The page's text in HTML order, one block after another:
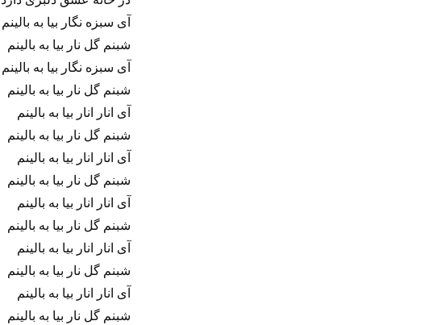
آی سبزه نگار بیا به بالینم
شبنم گل نار بیا به بالینم
آی سبزه نگار بیا به بالینم
شبنم گل نار بیا به بالینم
آی انار انار بیا به بالینم
شبنم گل نار بیا به بالینم
آی انار انار بیا به بالینم
شبنم گل نار بیا به بالینم
آی انار انار بیا به بالینم
شبنم گل نار بیا به بالینم
آی انار انار بیا به بالینم
شبنم گل نار بیا به بالینم
آی انار انار بیا به بالینم
شبنم گل نار بیا به بالینم